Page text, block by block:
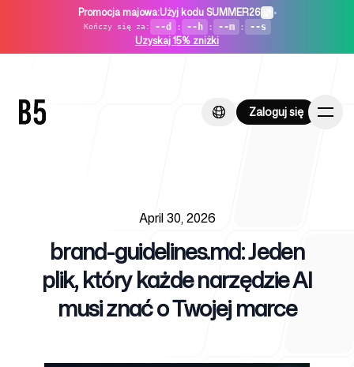
Promocja majowa:Użyj kodu SUMMER26 •
Kończy się za: --d : --h : --m : --s
Uzyskaj 15% zniżki
Zaloguj się
Zaloguj się
Strona główna
Dla startupów
April 30, 2026
brand-guidelines.md: Jeden
plik, który każde narzędzie AI
musi znać o Twojej marce